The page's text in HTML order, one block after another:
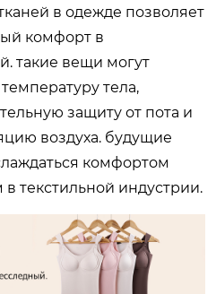
в одежде позволяет
комфорт в
такие вещи могут
тела,
защиту от пота и
воздуха. будущие
комфортом
текстильной индустрии.